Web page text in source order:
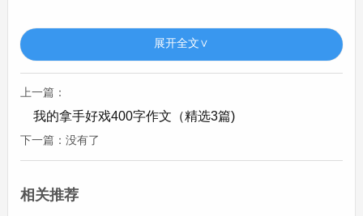
向日葵总是向着太阳生长。早晨，太阳从东边升
起，向日葵就面向东边，像是在和太阳打招呼。中
午，太阳高高地挂在天空，向日葵也仰起脸，朝着
太阳笑。傍晚，太阳落山了，向日葵才慢慢地低下
头，好像在和太阳告别。
还给我带来了很多快乐。我会经常去看它，看着它
展开全文∨
上一篇：
我的拿手好戏400字作文（精选3篇)
下一篇：没有了
相关推荐